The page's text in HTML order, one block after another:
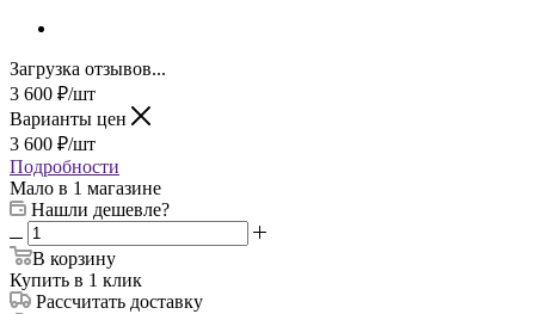
Загрузка отзывов...
3 600 ₽/шт
Варианты цен
3 600 ₽/шт
Подробности
Мало в 1 магазине
Нашли дешевле?
В корзину
Купить в 1 клик
Рассчитать доставку